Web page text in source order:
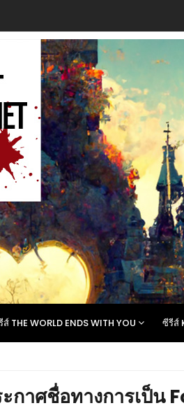
THE WORLD ENDS WITH YOU ซีรีส์
าศชื่อทางการเป็น